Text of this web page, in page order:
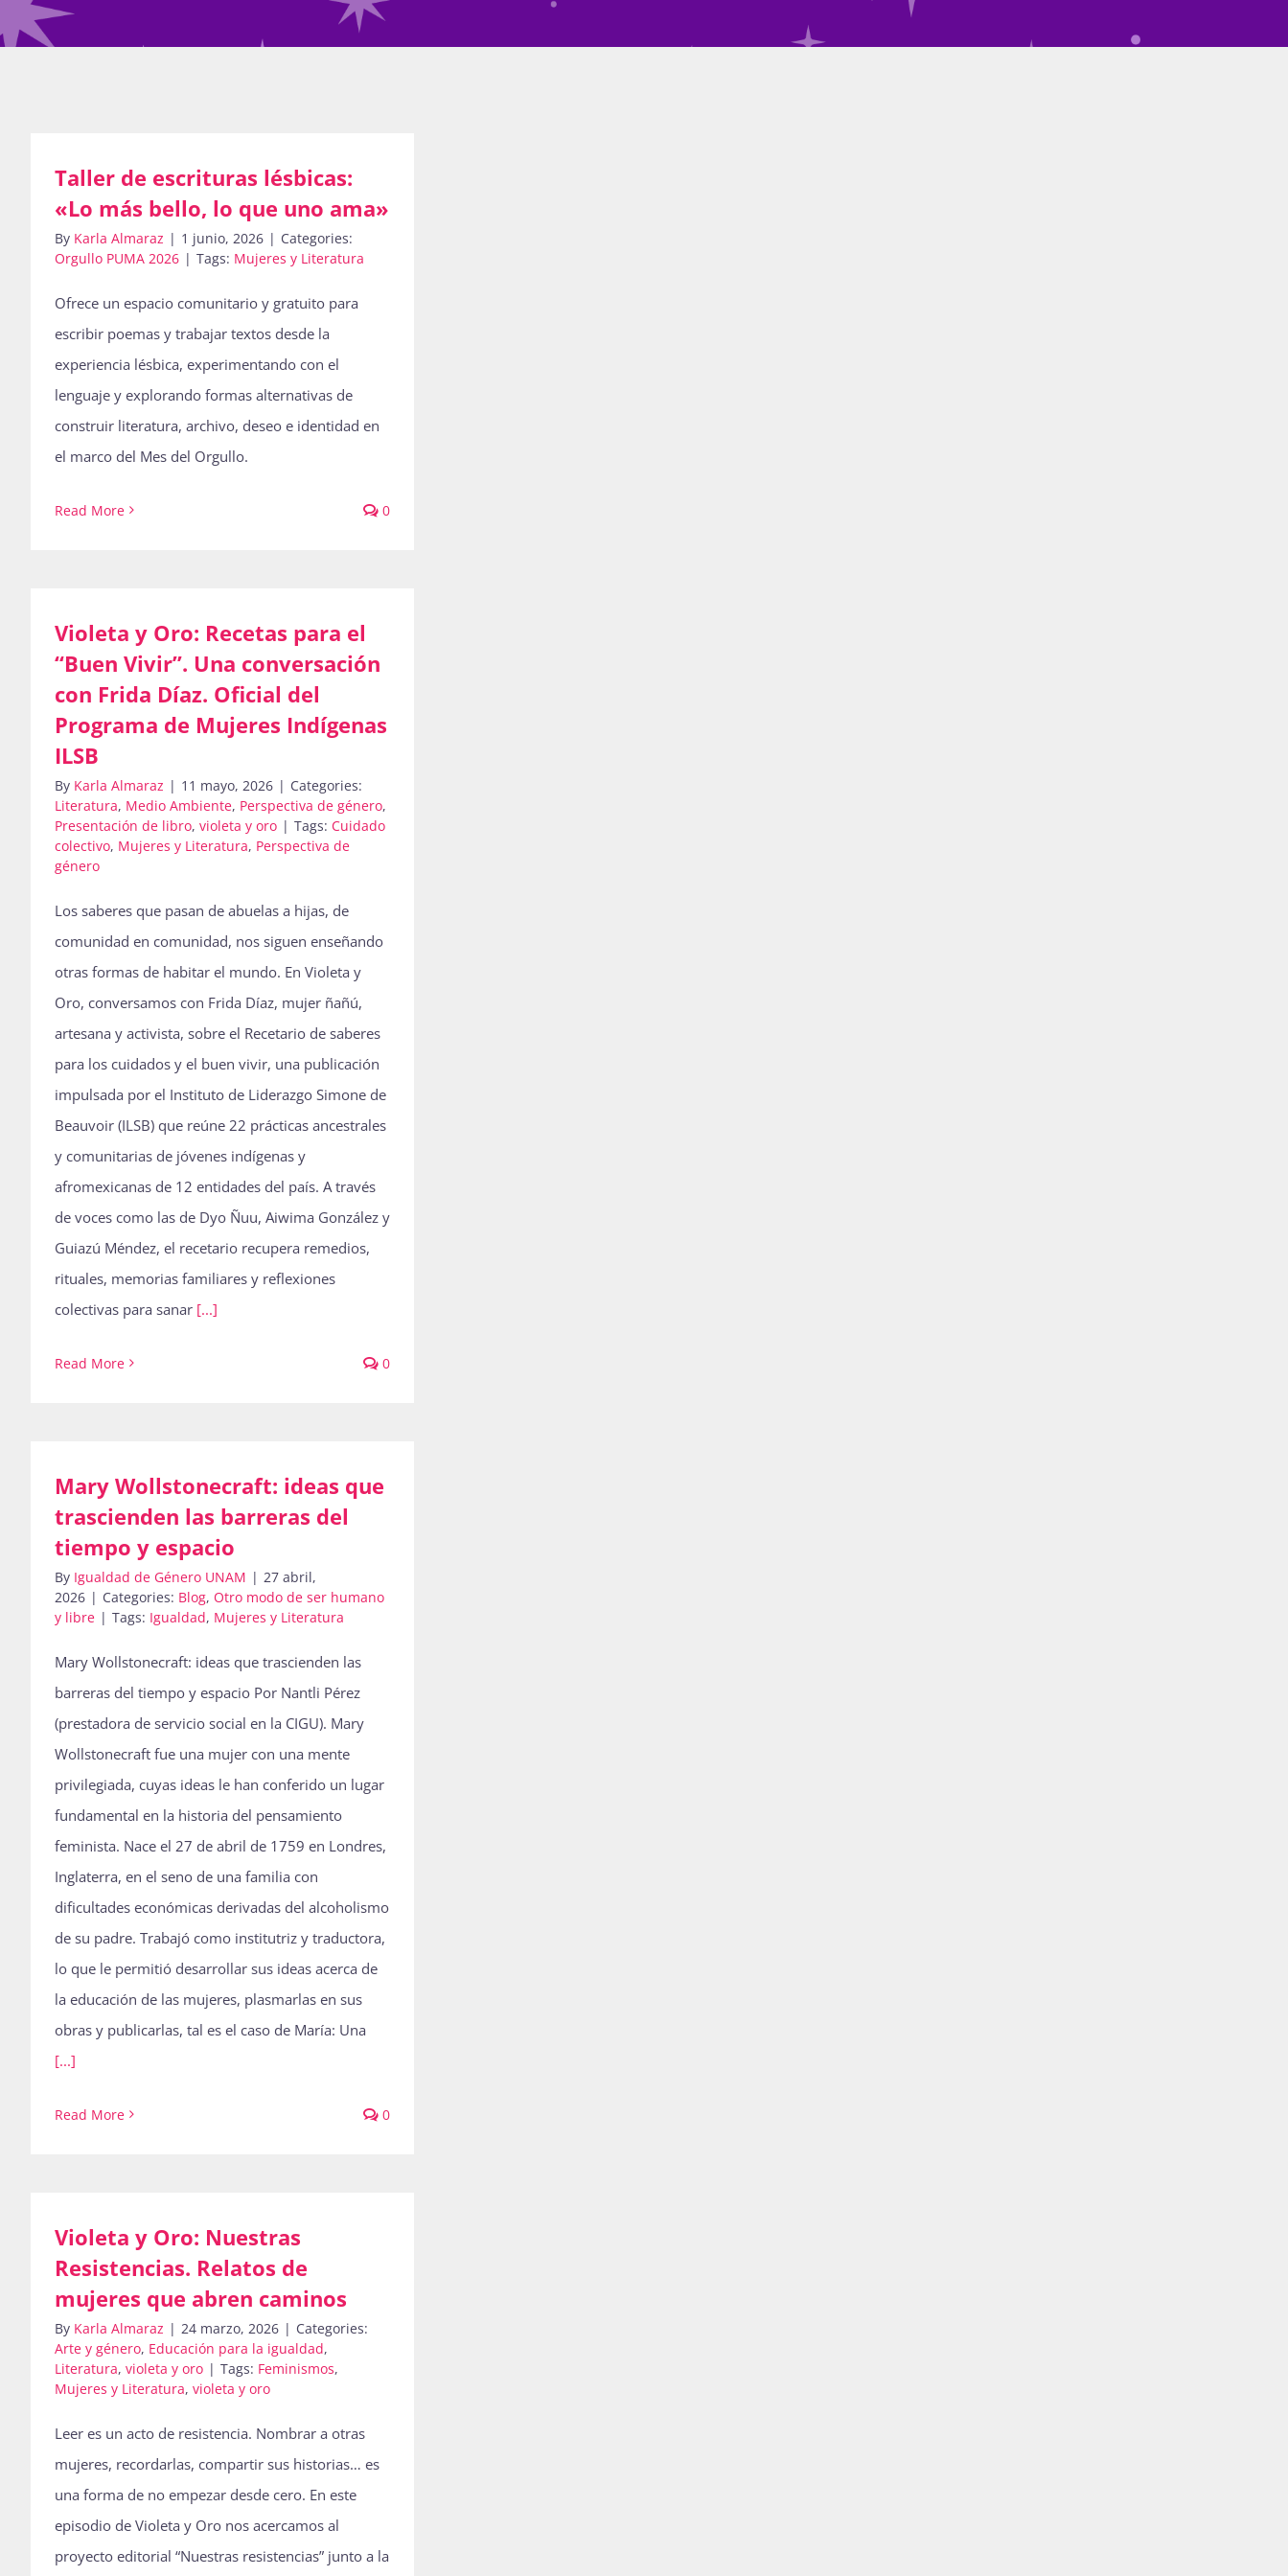
Taller de escrituras lésbicas:
«Lo más bello, lo que uno ama»
By Karla Almaraz | 1 junio, 2026 | Categories:
Orgullo PUMA 2026 | Tags: Mujeres y Literatura
Ofrece un espacio comunitario y gratuito para
escribir poemas y trabajar textos desde la
experiencia lésbica, experimentando con el
lenguaje y explorando formas alternativas de
construir literatura, archivo, deseo e identidad en
el marco del Mes del Orgullo.
Read More 0
Violeta y Oro: Recetas para el
“Buen Vivir”. Una conversación
con Frida Díaz. Oficial del
Programa de Mujeres Indígenas
ILSB
By Karla Almaraz | 11 mayo, 2026 | Categories:
Literatura, Medio Ambiente, Perspectiva de género,
Presentación de libro, violeta y oro | Tags: Cuidado
colectivo, Mujeres y Literatura, Perspectiva de
género
Los saberes que pasan de abuelas a hijas, de
comunidad en comunidad, nos siguen enseñando
otras formas de habitar el mundo. En Violeta y
Oro, conversamos con Frida Díaz, mujer ñañú,
artesana y activista, sobre el Recetario de saberes
para los cuidados y el buen vivir, una publicación
impulsada por el Instituto de Liderazgo Simone de
Beauvoir (ILSB) que reúne 22 prácticas ancestrales
y comunitarias de jóvenes indígenas y
afromexicanas de 12 entidades del país. A través
de voces como las de Dyo Ñuu, Aiwima González y
Guiazú Méndez, el recetario recupera remedios,
rituales, memorias familiares y reflexiones
colectivas para sanar [...]
Read More 0
Mary Wollstonecraft: ideas que
trascienden las barreras del
tiempo y espacio
By Igualdad de Género UNAM | 27 abril,
2026 | Categories: Blog, Otro modo de ser humano
y libre | Tags: Igualdad, Mujeres y Literatura
Mary Wollstonecraft: ideas que trascienden las
barreras del tiempo y espacio Por Nantli Pérez
(prestadora de servicio social en la CIGU). Mary
Wollstonecraft fue una mujer con una mente
privilegiada, cuyas ideas le han conferido un lugar
fundamental en la historia del pensamiento
feminista. Nace el 27 de abril de 1759 en Londres,
Inglaterra, en el seno de una familia con
dificultades económicas derivadas del alcoholismo
de su padre. Trabajó como institutriz y traductora,
lo que le permitió desarrollar sus ideas acerca de
la educación de las mujeres, plasmarlas en sus
obras y publicarlas, tal es el caso de María: Una
[...]
Read More 0
Violeta y Oro: Nuestras
Resistencias. Relatos de
mujeres que abren caminos
By Karla Almaraz | 24 marzo, 2026 | Categories:
Arte y género, Educación para la igualdad,
Literatura, violeta y oro | Tags: Feminismos,
Mujeres y Literatura, violeta y oro
Leer es un acto de resistencia. Nombrar a otras
mujeres, recordarlas, compartir sus historias… es
una forma de no empezar desde cero. En este
episodio de Violeta y Oro nos acercamos al
proyecto editorial “Nuestras resistencias” junto a la